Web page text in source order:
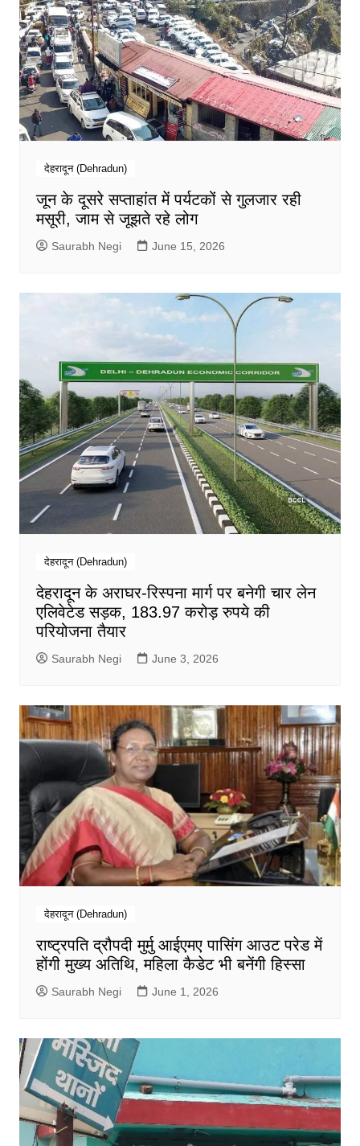
देहरादून (Dehradun)
जून के दूसरे सप्ताहांत में पर्यटकों से गुलजार रही
मसूरी, जाम से जूझते रहे लोग
Saurabh Negi June 15, 2026
देहरादून (Dehradun)
देहरादून के अराघर-रिस्पना मार्ग पर बनेगी चार लेन
एलिवेटेड सड़क, 183.97 करोड़ रुपये की
परियोजना तैयार
Saurabh Negi June 3, 2026
देहरादून (Dehradun)
राष्ट्रपति द्रौपदी मुर्मु आईएमए पासिंग आउट परेड में
होंगी मुख्य अतिथि, महिला कैडेट भी बनेंगी हिस्सा
Saurabh Negi June 1, 2026